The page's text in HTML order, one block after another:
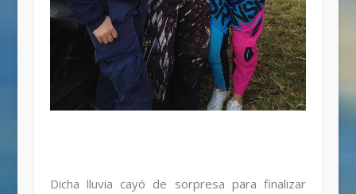
Dicha lluvia cayó de sorpresa para finalizar